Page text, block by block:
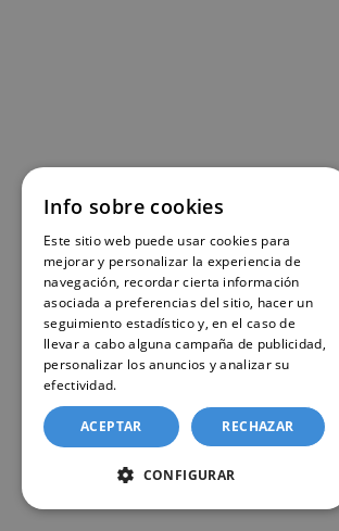
Info sobre cookies
Este sitio web puede usar cookies para
mejorar y personalizar la experiencia de
navegación, recordar cierta información
asociada a preferencias del sitio, hacer un
seguimiento estadístico y, en el caso de
llevar a cabo alguna campaña de publicidad,
personalizar los anuncios y analizar su
efectividad.
ACEPTAR RECHAZAR
CONFIGURAR